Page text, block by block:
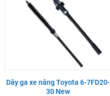
Dây ga xe nâng Toyota 6-7FD20-
30 New